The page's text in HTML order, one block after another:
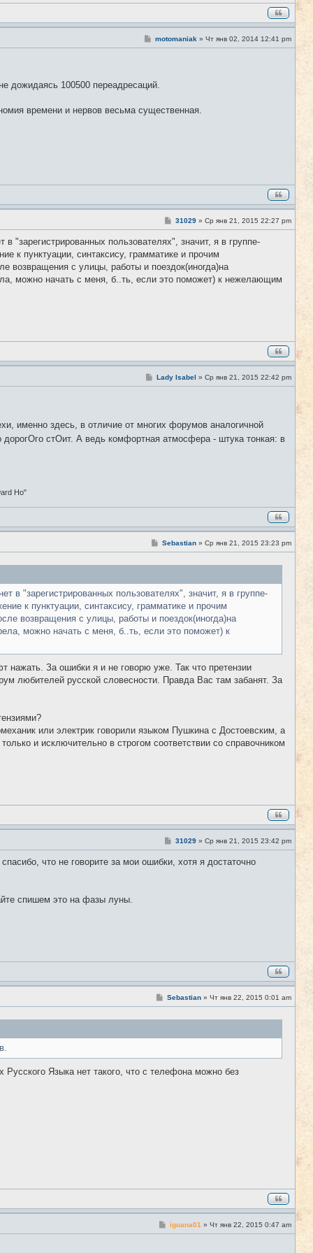
#303
С
о
е
н
motomaniak » Чт янв 02, 2014 12:41 pm
дожидаясь 100500 переадресаций.
времени и нервов весьма существенная.
#304
С
о
о
б
щ
н
и
31029 » Ср янв 21, 2015 22:27 pm
пользователях", значит, я в группе-
к пунктуации, синтаксису, грамматике и прочим
возвращения с улицы, работы и поездок(иногда)на
можно начать с меня, б..ть, если это поможет) к нежелающим
#305
С
о
н
е
Lady Isabel » Ср янв 21, 2015 22:42 pm
именно здесь, в отличие от многих форумов аналогичной
дорогОго стОит. А ведь комфортная атмосфера - штука тонкая: в
Ho"
#306
С
о
б
е
н
е
Sebastian » Ср янв 21, 2015 23:23 pm
"зарегистрированных пользователях", значит, я в группе-
к пунктуации, синтаксису, грамматике и прочим
возвращения с улицы, работы и поездок(иногда)на
можно начать с меня, б..ть, если это поможет) к
За ошибки я и не говорю уже. Так что претензии
любителей русской словесности. Правда Вас там забанят. За
или электрик говорили языком Пушкина с Достоевским, а
и исключительно в строгом соответствии со справочником
#307
С
о
б
31029 » Ср янв 21, 2015 23:42 pm
что не говорите за мои ошибки, хотя я достаточно
спишем это на фазы луны.
#308
С
о
б
е
Sebastian » Чт янв 22, 2015 0:01 am
Русского Языка нет такого, что с телефона можно без
#309
С
о
iguana01 » Чт янв 22, 2015 0:47 am